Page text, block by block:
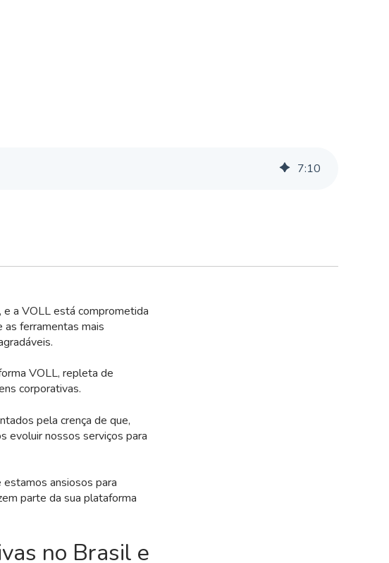
7:10
a VOLL está comprometida
as ferramentas mais
VOLL, repleta de
corporativas.
pela crença de que,
evoluir nossos serviços para
ansiosos para
parte da sua plataforma
no Brasil e